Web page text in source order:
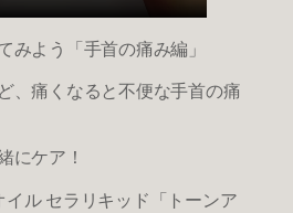
みよう「手首の痛み編」
、痛くなると不便な手首の痛
にケア！
イル セラリキッド「トーンア